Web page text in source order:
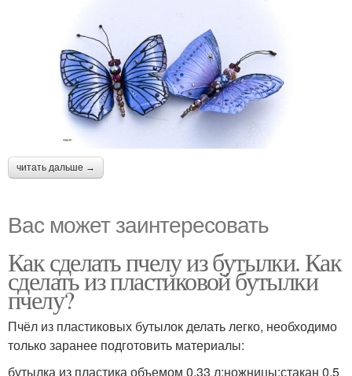
читать дальше →
Вас может заинтересовать
Как сделать пчелу из бутылки. Как
сделать из пластиковой бутылки
пчелу?
Пчёл из пластиковых бутылок делать легко, необходимо
только заранее подготовить материалы:
бутылка из пластика объемом 0,33 л;ножницы;стакан 0,5